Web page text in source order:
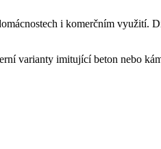
i komerčním využití.
varianty imitující beton nebo